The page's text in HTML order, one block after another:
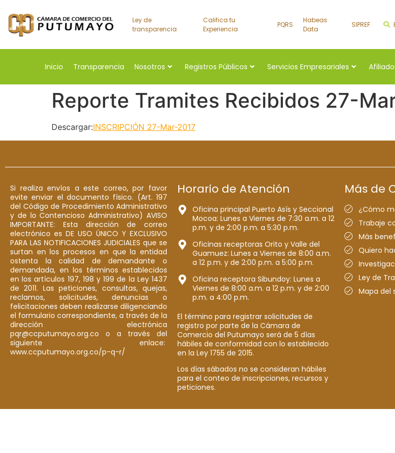
Ley de
transparencia
Califica tu
Experiencia
PQRS
Habeas
Data
SIPREF
Inicio Transparencia Nosotros Registros Públicos Servicios Empresariales
Reporte Tramites Recibidos 27-
Descargar:INSCRIPCIÓN 27-Mar-2017
Si realiza envíos a este correo, por favor
evite enviar el documento físico. (Art. 197
del Código de Procedimiento Administrativo
y de lo Contencioso Administrativo) AVISO
IMPORTANTE: Esta dirección de correo
electrónico es DE USO ÚNICO Y EXCLUSIVO
PARA LAS NOTIFICACIONES JUDICIALES que se
surtan en los procesos en que la entidad
ostenta la calidad de demandante o
demandada, en los términos establecidos
en los artículos 197, 198 y 199 de la Ley 1437
de 2011. Las peticiones, consultas, quejas,
reclamos, solicitudes, denuncias o
felicitaciones deben realizarse diligenciando
el formulario correspondiente, a través de la
dirección electrónica
pqr@ccputumayo.org.co o a través del
siguiente enlace:
www.ccputumayo.org.co/p-q-r/
Horario de Atención
Oficina principal Puerto Asís y Seccional
Mocoa: Lunes a Viernes de 7:30 a.m. a 12
p.m. y de 2:00 p.m. a 5:30 p.m.
Oficinas receptoras Orito y Valle del
Guamuez: Lunes a Viernes de 8:00 a.m.
a 12 p.m. y de 2:00 p.m. a 5:00 p.m.
Oficina receptora Sibundoy: Lunes a
Viernes de 8:00 a.m. a 12 p.m. y de 2:00
p.m. a 4:00 p.m.
El término para registrar solicitudes de
registro por parte de la Cámara de
Comercio del Putumayo será de 5 días
hábiles de conformidad con lo establecido
en la Ley 1755 de 2015.
Los días sábados no se consideran hábiles
para el conteo de inscripciones, recursos y
peticiones.
Más de
¿Cómo
Trabaje
Más
Quiero
Ley de
Mapa del